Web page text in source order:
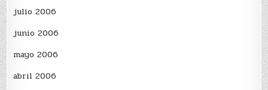
julio 2006
junio 2006
mayo 2006
abril 2006